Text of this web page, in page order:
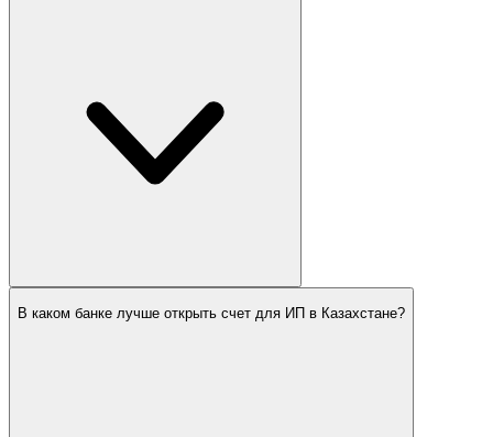
В каком банке лучше открыть счет для ИП в Казахстане?